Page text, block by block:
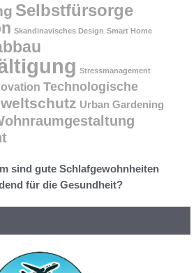
Selbstfürsorge
Skandinavisches Design Smart Home
Stressmanagement
Technologische
Urban Gardening
sind gute Schlafgewohnheiten
für die Gesundheit?